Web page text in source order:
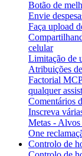
Botão de
Envie
Faça upload
celular
Limitação de
Atribuições
Factorial
qualquer
Comentários
Inscreva
Metas -
One
Controlo de